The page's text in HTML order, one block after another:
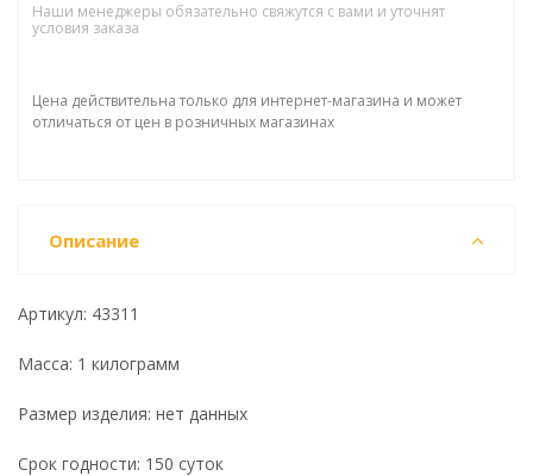
Наши менеджеры обязательно свяжутся с вами и уточнят
условия заказа
Цена действительна только для интернет-магазина и может
отличаться от цен в розничных магазинах
Описание
Артикул: 43311
Масса: 1 килограмм
Размер изделия: нет данных
Срок годности: 150 суток